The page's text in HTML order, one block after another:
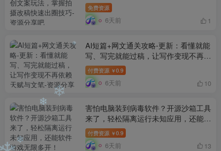
技巧
免费资源
6天前 1
AI短篇+网文通关攻略-更新：看懂就能
写、写完就能过稿，让写作变现不再依
赖天赋与文笔
付费资源 ￥0.9
6天前 10
害怕电脑装到病毒软件？开源沙箱工具
来了，轻松隔离运行未知应用，还能软
件游戏无限多开！Sandboxie
付费资源 ￥0.9
6天前 13
❄
❄
❄
❄